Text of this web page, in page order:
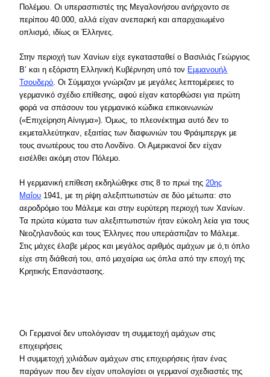
Πολέμου. Οι υπερασπιστές της Μεγαλονήσου ανήρχοντο σε
περίπου 40.000, αλλά είχαν ανεπαρκή και απαρχαιωμένο
οπλισμό, ιδίως οι Έλληνες.
Στην περιοχή των Χανίων είχε εγκατασταθεί ο Βασιλιάς Γεώργιος
Β’ και η εξόριστη Ελληνική Κυβέρνηση υπό τον Εμμανουήλ
Τσουδερό. Οι Σύμμαχοι γνώριζαν με μεγάλες λεπτομέρειες το
γερμανικό σχέδιο επίθεσης, αφού είχαν κατορθώσει για πρώτη
φορά να σπάσουν του γερμανικό κώδικα επικοινωνιών
(«Επιχείρηση Αίνιγμα»). Όμως, το πλεονέκτημα αυτό δεν το
εκμεταλλεύτηκαν, εξαιτίας των διαφωνιών του Φράιμπεργκ με
τους ανωτέρους του στο Λονδίνο. Οι Αμερικανοί δεν είχαν
εισέλθει ακόμη στον Πόλεμο.
Η γερμανική επίθεση εκδηλώθηκε στις 8 το πρωί της20ης
Μαΐου 1941, με τη ρίψη αλεξιπτωτιστών σε δύο μέτωπα: στο
αεροδρόμιο του Μάλεμε και στην ευρύτερη περιοχή των Χανίων.
Τα πρώτα κύματα των αλεξιπτωτιστών ήταν εύκολη λεία για τους
Νεοζηλανδούς και τους Έλληνες που υπεράσπιζαν το Μάλεμε.
Στις μάχες έλαβε μέρος και μεγάλος αριθμός αμάχων με ό,τι όπλο
είχε στη διάθεσή του, από μαχαίρια ως όπλα από την εποχή της
Κρητικής Επανάστασης.
Οι Γερμανοί δεν υπολόγισαν τη συμμετοχή αμάχων στις
επιχειρήσεις
Η συμμετοχή χιλιάδων αμάχων στις επιχειρήσεις ήταν ένας
παράγων που δεν είχαν υπολογίσει οι γερμανοί σχεδιαστές της